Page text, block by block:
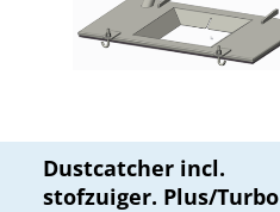
Dustcatcher incl.
stofzuiger. Plus/Turbo